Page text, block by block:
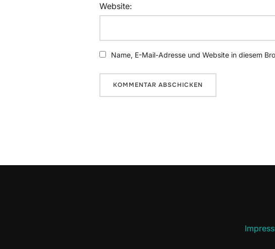
Website:
Name, E-Mail-Adresse und Website in diesem